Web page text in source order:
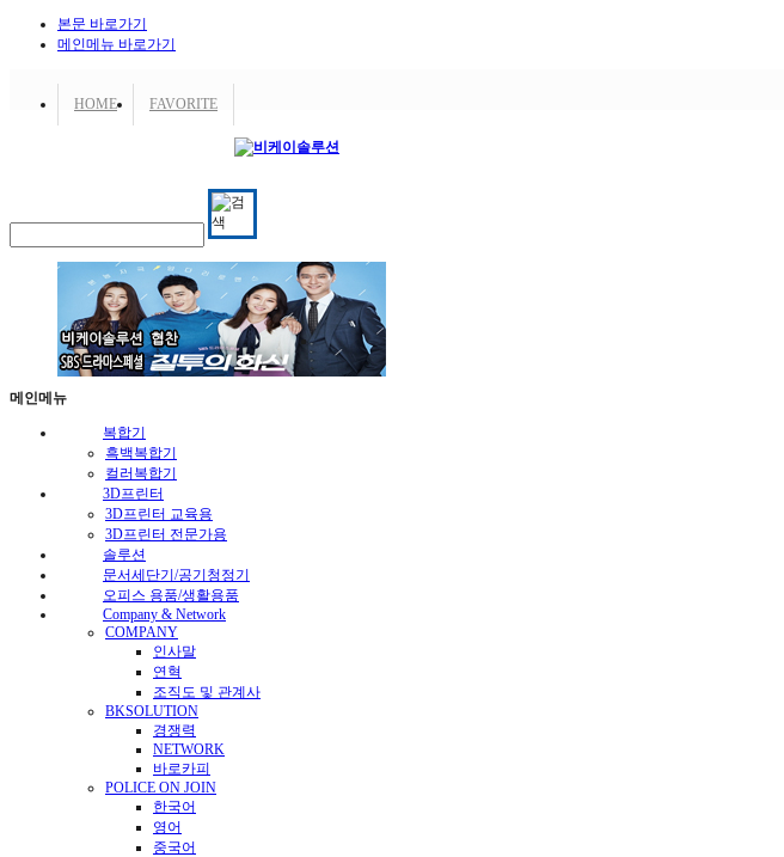
본문 바로가기
메인메뉴 바로가기
HOME FAVORITE
메인메뉴
복합기
흑백복합기
컬러복합기
3D프린터
3D프린터 교육용
3D프린터 전문가용
솔루션
문서세단기/공기청정기
오피스 용품/생활용품
Company & Network
COMPANY
인사말
연혁
조직도 및 관계사
BKSOLUTION
경쟁력
NETWORK
바로카피
POLICE ON JOIN
한국어
영어
중국어